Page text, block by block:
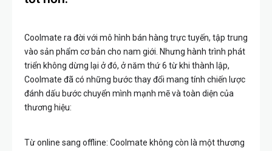
Coolmate ra đời với mô hình bán hàng trực tuyến, tập trung
vào sản phẩm cơ bản cho nam giới. Nhưng hành trình phát
triển không dừng lại ở đó, ở năm thứ 6 từ khi thành lập,
Coolmate đã có những bước thay đổi mang tính chiến lược
đánh dấu bước chuyển mình mạnh mẽ và toàn diện của
thương hiệu:
Từ online sang offline: Coolmate không còn là một thương